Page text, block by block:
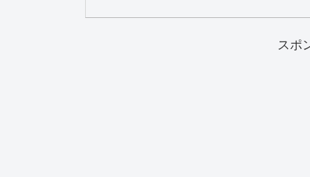
スポ